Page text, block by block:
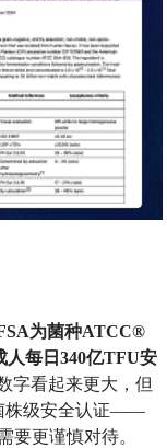
为菌种ATCC®
人每日340亿TFU安
字看起来更大，但
株级安全认证——
要更谨慎对待。